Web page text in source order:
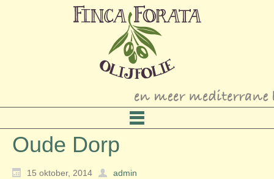
Oude Dorp
15 oktober, 2014 admin